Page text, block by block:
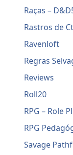
Raças –
Rastros de
Ravenloft
Regras
Reviews
Roll20
RPG – Role
RPG
Savage